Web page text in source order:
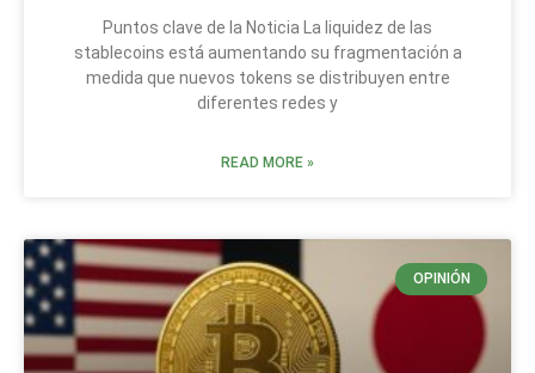
Puntos clave de la Noticia La liquidez de las
stablecoins está aumentando su fragmentación a
medida que nuevos tokens se distribuyen entre
diferentes redes y
READ MORE »
OPINIÓN